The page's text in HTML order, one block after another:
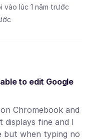
vào lúc 1 năm trước
to edit Google
Chromebook and
displays fine and I
but when typing no